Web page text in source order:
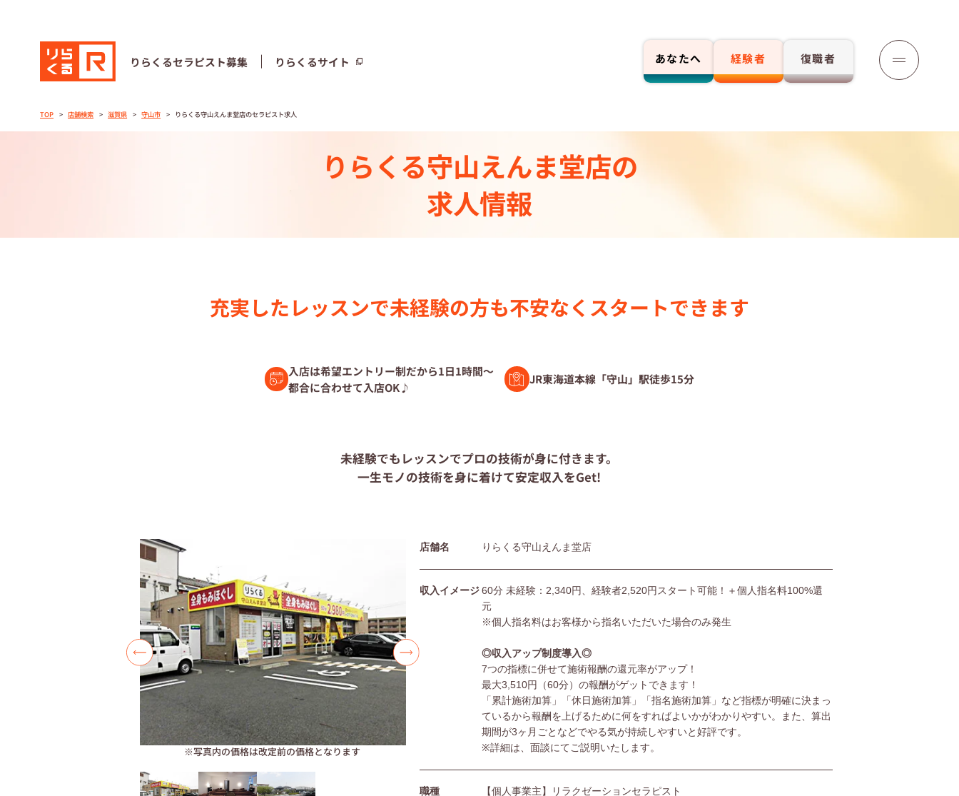
りらくるセラピスト募集 りらくるサイト あなたへ 経験者 復職者
りらくるセラピスト募集 りらくるサイト
セラピストストーリー⼀覧
トレーニング制度
セラピスト募集中の店舗検索
復職セラピスト募集
利用規約
TOP 店舗検索 滋賀県 守山市 りらくる守山えんま堂店のセラピスト求人
りらくる守山えんま堂店の
求人情報
充実したレッスンで未経験の⽅も不安なく スタートできます
入店は希望エントリー制だから1日1時間～
都合に合わせて入店OK♪
JR東海道本線「守山」駅徒歩15分
未経験でもレッスンでプロの技術が身に付きます。
一生モノの技術を身に着けて安定収入をGet!
※写真内の価格は改定前の価格となります
店舗名 りらくる守山えんま堂店
収入イメージ60分 未経験：2,340円、経験者2,520円スタート可能！＋個人指名料100%還
元
※個人指名料はお客様から指名いただいた場合のみ発生
◎収入アップ制度導入◎
7つの指標に併せて施術報酬の還元率がアップ！
最大3,510円（60分）の報酬がゲットできます！
「累計施術加算」「休日施術加算」「指名施術加算」など指標が明確に決まっ
ているから報酬を上げるために何をすればよいかがわかりやすい。また、算出
期間が3ヶ月ごとなどでやる気が持続しやすいと好評です。
※詳細は、面談にてご説明いたします。
職種
【個人事業主】リラクゼーションセラピスト